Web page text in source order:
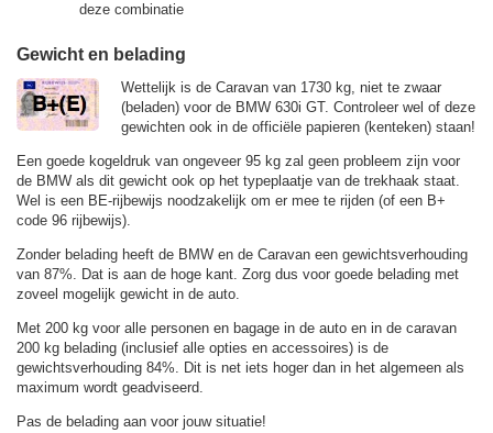
deze combinatie
Gewicht en belading
Wettelijk is de Caravan van 1730 kg, niet te zwaar
(beladen) voor de BMW 630i GT. Controleer wel of deze
gewichten ook in de officiële papieren (kenteken) staan!
Een goede kogeldruk van ongeveer 95 kg zal geen probleem zijn voor
de BMW als dit gewicht ook op het typeplaatje van de trekhaak staat.
Wel is een BE-rijbewijs noodzakelijk om er mee te rijden (of een B+
code 96 rijbewijs).
Zonder belading heeft de BMW en de Caravan een gewichtsverhouding
van 87%. Dat is aan de hoge kant. Zorg dus voor goede belading met
zoveel mogelijk gewicht in de auto.
Met 200 kg voor alle personen en bagage in de auto en in de caravan
200 kg belading (inclusief alle opties en accessoires) is de
gewichtsverhouding 84%. Dit is net iets hoger dan in het algemeen als
maximum wordt geadviseerd.
Pas de belading aan voor jouw situatie!